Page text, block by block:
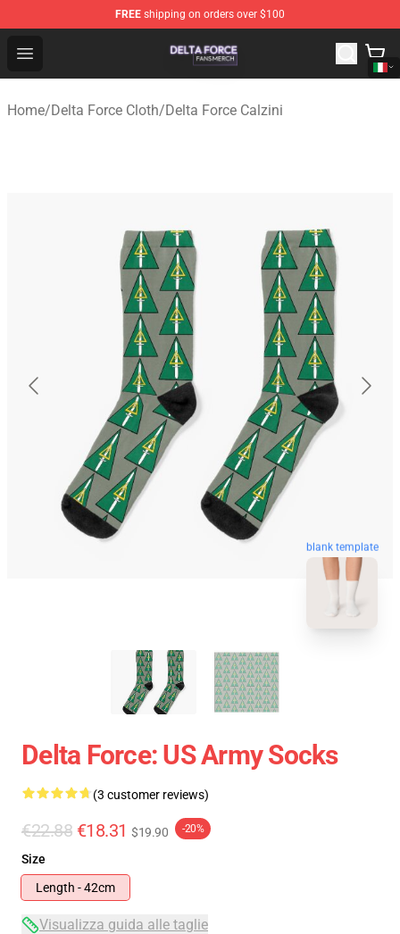
FREE shipping on orders over $100
Open menu
Delta Force Shop - Official Delta Force Merchandise
Home/Delta Force Cloth/Delta Force Calzini
blank template
Delta Force: US Army Socks
(3 customer reviews)
€22.88 €18.31 $19.90 -20%
Size
Length - 42cm
Visualizza guida alle taglie